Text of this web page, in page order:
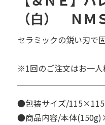
（白） ＮＭ
セラミックの鋭い刃で
※1回のご注文はお一人
●包装サイズ/
●商品内容/本体